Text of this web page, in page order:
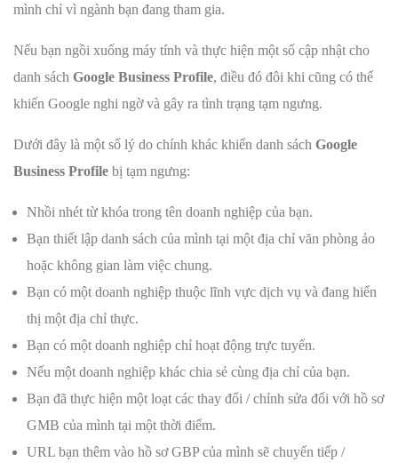
mình chỉ vì ngành bạn đang tham gia.
Nếu bạn ngồi xuống máy tính và thực hiện một số cập nhật cho
danh sách Google Business Profile, điều đó đôi khi cũng có thể
khiến Google nghi ngờ và gây ra tình trạng tạm ngưng.
Dưới đây là một số lý do chính khác khiến danh sách Google
Business Profile bị tạm ngưng:
Nhồi nhét từ khóa trong tên doanh nghiệp của bạn.
Bạn thiết lập danh sách của mình tại một địa chỉ văn phòng ảo
hoặc không gian làm việc chung.
Bạn có một doanh nghiệp thuộc lĩnh vực dịch vụ và đang hiển
thị một địa chỉ thực.
Bạn có một doanh nghiệp chỉ hoạt động trực tuyến.
Nếu một doanh nghiệp khác chia sẻ cùng địa chỉ của bạn.
Bạn đã thực hiện một loạt các thay đổi / chỉnh sửa đối với hồ sơ
GMB của mình tại một thời điểm.
URL bạn thêm vào hồ sơ GBP của mình sẽ chuyển tiếp /